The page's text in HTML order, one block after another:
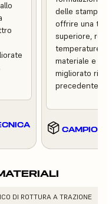
delle
offrire una
superiore,
temperature,
materiale e un
migliorato
precedente.
CAMPIONE
DI ROTTURA A TRAZIONE